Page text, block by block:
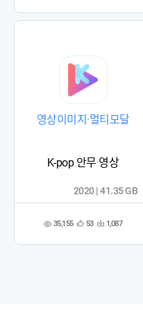
록
영상이미지·멀티모달
K-pop 안무 영상
조 35,155 관
록
53 다 1,087
2020 | 41.35 GB